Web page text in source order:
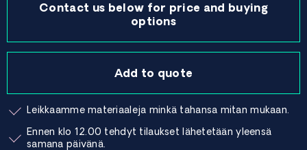
Contact us below for price and buying
options
Add to quote
Leikkaamme materiaaleja minkä tahansa mitan mukaan.
Ennen klo 12.00 tehdyt tilaukset lähetetään yleensä
samana päivänä.